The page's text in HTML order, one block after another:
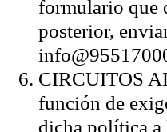
formulario que
posterior,
CIRCUITOS
función de
dicha política a